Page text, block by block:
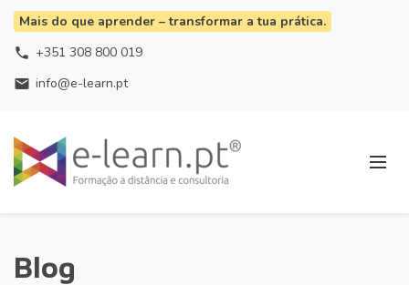
Mais do que aprender – transformar a tua prática.
phone +351 308 800 019
email info@e-learn.pt
Blog